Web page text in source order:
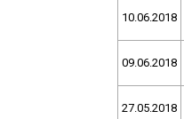
10.06.2018
09.06.2018
27.05.2018